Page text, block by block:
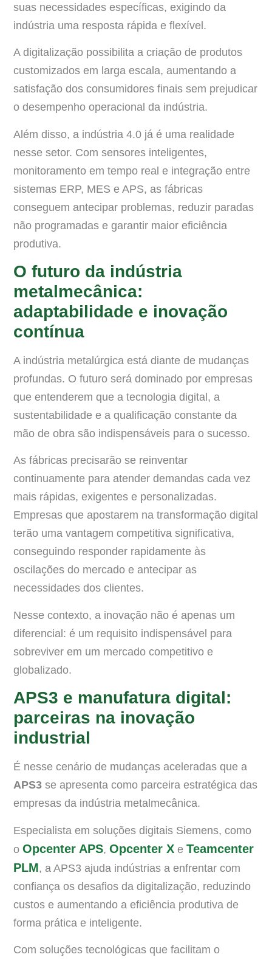
suas necessidades específicas, exigindo da
indústria uma resposta rápida e flexível.
A digitalização possibilita a criação de produtos
customizados em larga escala, aumentando a
satisfação dos consumidores finais sem prejudicar
o desempenho operacional da indústria.
Além disso, a indústria 4.0 já é uma realidade
nesse setor. Com sensores inteligentes,
monitoramento em tempo real e integração entre
sistemas ERP, MES e APS, as fábricas
conseguem antecipar problemas, reduzir paradas
não programadas e garantir maior eficiência
produtiva.
O futuro da indústria
metalmecânica:
adaptabilidade e inovação
contínua
A indústria metalúrgica está diante de mudanças
profundas. O futuro será dominado por empresas
que entenderem que a tecnologia digital, a
sustentabilidade e a qualificação constante da
mão de obra são indispensáveis para o sucesso.
As fábricas precisarão se reinventar
continuamente para atender demandas cada vez
mais rápidas, exigentes e personalizadas.
Empresas que apostarem na transformação digital
terão uma vantagem competitiva significativa,
conseguindo responder rapidamente às
oscilações do mercado e antecipar as
necessidades dos clientes.
Nesse contexto, a inovação não é apenas um
diferencial: é um requisito indispensável para
sobreviver em um mercado competitivo e
globalizado.
APS3 e manufatura digital:
parceiras na inovação
industrial
É nesse cenário de mudanças aceleradas que a
APS3 se apresenta como parceira estratégica das
empresas da indústria metalmecânica.
Especialista em soluções digitais Siemens, como
o Opcenter APS, Opcenter X e Teamcenter
PLM, a APS3 ajuda indústrias a enfrentar com
confiança os desafios da digitalização, reduzindo
custos e aumentando a eficiência produtiva de
forma prática e inteligente.
Com soluções tecnológicas que facilitam o